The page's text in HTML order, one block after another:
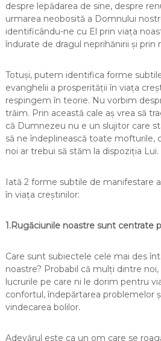
despre lepădarea de sine, despre
urmarea neobosită a Domnului
identificându-ne cu El prin viața
îndurate de dragul neprihănirii și prin
Totuși, putem identifica forme
evanghelii a prosperității în viața
respingem în teorie. Nu vorbim
trăim. Prin această cale aș vrea să
că Dumnezeu nu e un slujitor care
să ne îndeplinească toate mofturile,
noi ar trebui să stăm la dispoziția Lui.
Iată 2 forme subtile de manifestare
în viața creștinilor:
1.Rugăciunile noastre sunt centrate
Care sunt subiectele cele mai des
noastre? Probabil că mulți dintre
lucrurile pe care ni le dorim pentru
confortul, îndepărtarea problemelor
vindecarea bolilor.
Adevărul este ca un om care se